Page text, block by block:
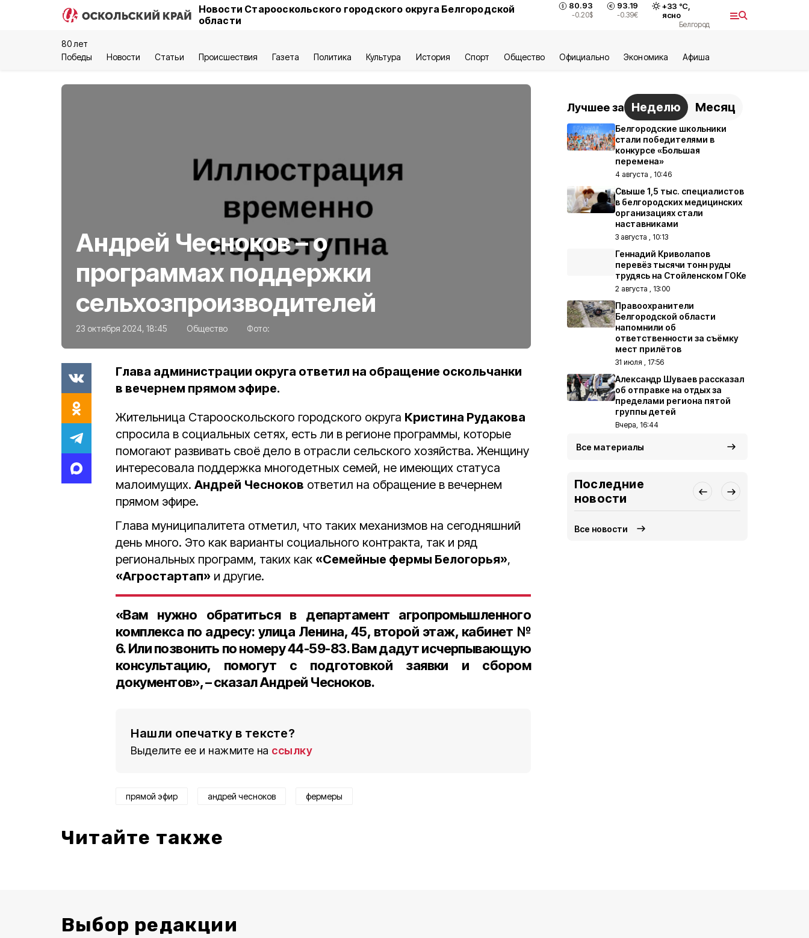
Новости Старооскольского городского округа Белгородской
области
80.93
-0.20$
93.19
-0.39€
+33 °С,
ясно
Белгород
80 лет
Победы
Новости Статьи Происшествия Газета Политика Культура История Спорт Общество Официально Экономика Aфиша
Андрей Чесноков – о
программах поддержки
сельхозпроизводителей
23 октября 2024, 18:45 Общество Фото:
Глава администрации округа ответил на обращение оскольчанки
в вечернем прямом эфире.
Жительница Старооскольского городского округа Кристина Рудакова
спросила в социальных сетях, есть ли в регионе программы, которые
помогают развивать своё дело в отрасли сельского хозяйства. Женщину
интересовала поддержка многодетных семей, не имеющих статуса
малоимущих. Андрей Чесноков ответил на обращение в вечернем
прямом эфире.
Глава муниципалитета отметил, что таких механизмов на сегодняшний
день много. Это как варианты социального контракта, так и ряд
региональных программ, таких как «Семейные фермы Белогорья»,
«Агростартап» и другие.
«Вам нужно обратиться в департамент агропромышленного
комплекса по адресу: улица Ленина, 45, второй этаж, кабинет №
6. Или позвонить по номеру 44-59-83. Вам дадут исчерпывающую
консультацию, помогут с подготовкой заявки и сбором
документов», – сказал Андрей Чесноков.
Нашли опечатку в тексте?
Выделите ее и нажмите на ссылку
прямой эфир андрей чесноков фермеры
Читайте также
Лучшее за Неделю Месяц
Белгородские школьники
стали победителями в
конкурсе «Большая
перемена»
4 августа , 10:46
Свыше 1,5 тыс. специалистов
в белгородских медицинских
организациях стали
наставниками
3 августа , 10:13
Геннадий Криволапов
перевёз тысячи тонн руды
трудясь на Стойленском ГОКе
2 августа , 13:00
Правоохранители
Белгородской области
напомнили об
ответственности за съёмку
мест прилётов
31 июля , 17:56
Александр Шуваев рассказал
об отправке на отдых за
пределами региона пятой
группы детей
Вчера, 16:44
Все материалы
Последние
новости
Все новости
Выбор редакции